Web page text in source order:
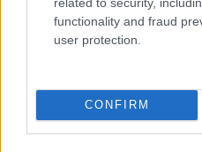
functionality and fraud
user protection.
CONFIRM
ktoré vyzerá ako